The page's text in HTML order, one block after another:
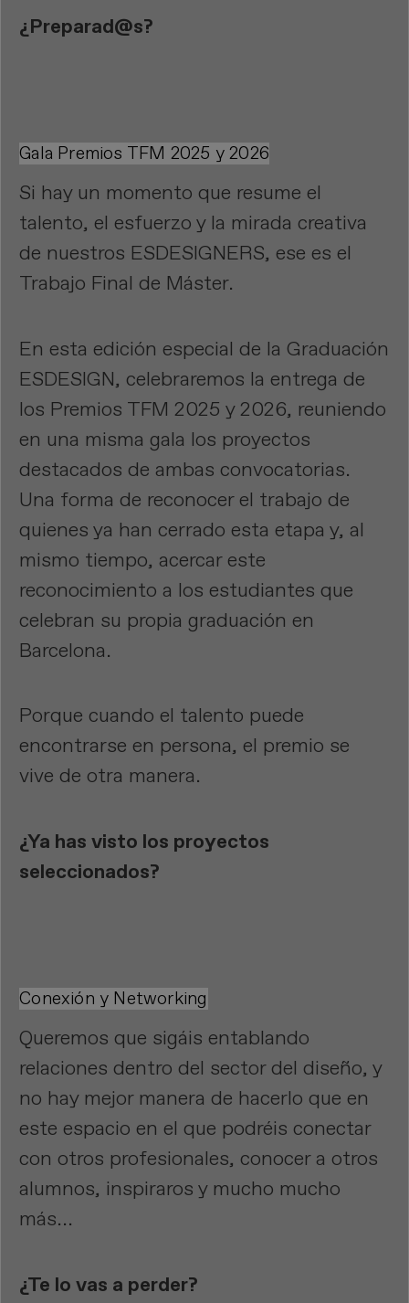
¿Preparad@s?
Gala Premios TFM 2025 y 2026
Si hay un momento que resume el
talento, el esfuerzo y la mirada creativa
de nuestros ESDESIGNERS, ese es el
Trabajo Final de Máster.
En esta edición especial de la Graduación
ESDESIGN, celebraremos la entrega de
los Premios TFM 2025 y 2026, reuniendo
en una misma gala los proyectos
destacados de ambas convocatorias.
Una forma de reconocer el trabajo de
quienes ya han cerrado esta etapa y, al
mismo tiempo, acercar este
reconocimiento a los estudiantes que
celebran su propia graduación en
Barcelona.
Porque cuando el talento puede
encontrarse en persona, el premio se
vive de otra manera.
¿Ya has visto los proyectos
seleccionados?
Conexión y Networking
Queremos que sigáis entablando
relaciones dentro del sector del diseño, y
no hay mejor manera de hacerlo que en
este espacio en el que podréis conectar
con otros profesionales, conocer a otros
alumnos, inspiraros y mucho mucho
más...
¿Te lo vas a perder?